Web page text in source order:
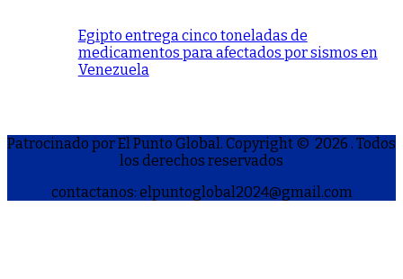
Egipto entrega cinco toneladas de
medicamentos para afectados por sismos en
Venezuela
Patrocinado por El Punto Global. Copyright © 2026 . Todos
los derechos reservados
contactanos: elpuntoglobal2024@gmail.com